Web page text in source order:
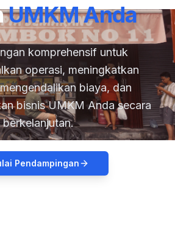
UMKM Anda
komprehensif untuk
operasi, meningkatkan
biaya, dan
bisnis UMKM Anda secara
berkelanjutan.
Pendampingan